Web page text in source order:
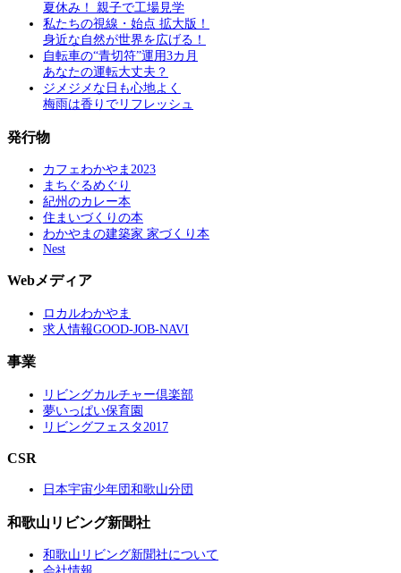
夏休み！ 親子で工場見学
私たちの視線・始点 拡大版！
身近な自然が世界を広げる！
自転車の“青切符”運用3カ月
あなたの運転大丈夫？
ジメジメな日も心地よく
梅雨は香りでリフレッシュ
発行物
カフェわかやま2023
まちぐるめぐり
紀州のカレー本
住まいづくりの本
わかやまの建築家 家づくり本
Nest
Webメディア
ロカルわかやま
求人情報GOOD-JOB-NAVI
事業
リビングカルチャー倶楽部
夢いっぱい保育園
リビングフェスタ2017
CSR
日本宇宙少年団和歌山分団
和歌山リビング新聞社
和歌山リビング新聞社について